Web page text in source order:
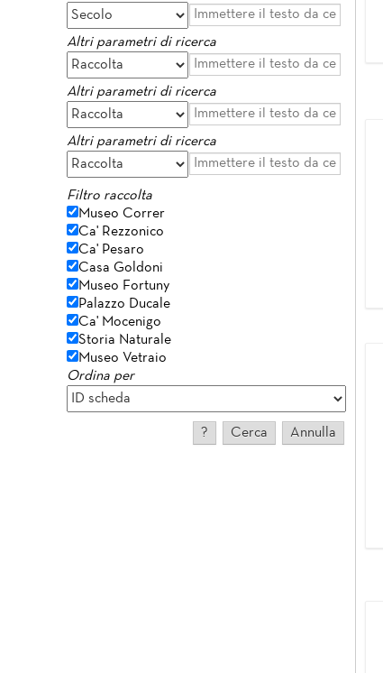
Altri parametri di ricerca
Altri parametri di ricerca
Altri parametri di ricerca
Filtro raccolta
Museo Correr
Ca' Rezzonico
Ca' Pesaro
Casa Goldoni
Museo Fortuny
Palazzo Ducale
Ca' Mocenigo
Storia Naturale
Museo Vetraio
Ordina per